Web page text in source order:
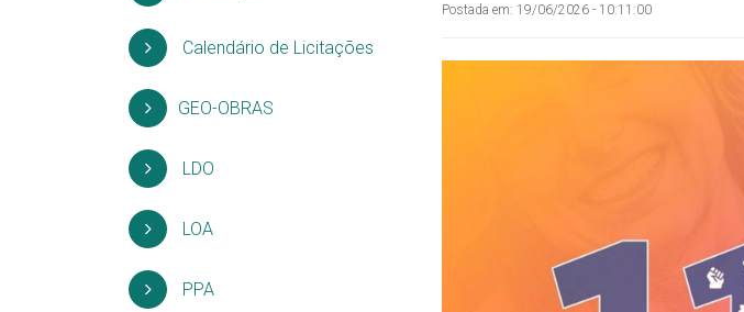
Postada em: 19/06/2026 - 10:11:00
Calendário de Licitações
GEO-OBRAS
LDO
LOA
PPA